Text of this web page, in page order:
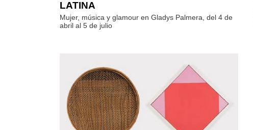
LATINA
Mujer, música y glamour en Gladys Palmera, del 4 de
abril al 5 de julio